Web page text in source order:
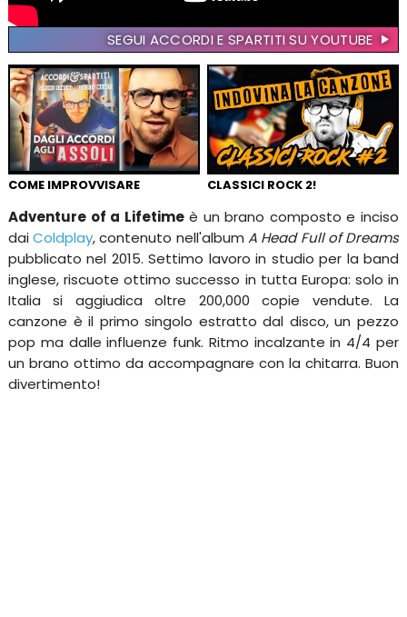
SEGUI ACCORDI E SPARTITI SU YOUTUBE
COME IMPROVVISARE CLASSICI ROCK 2!
Adventure of a Lifetimeè un brano composto e inciso
daiColdplay, contenuto nell'albumA Head Full of Dreams
pubblicato nel 2015. Settimo lavoro in studio per la band
inglese, riscuote ottimo successo in tutta Europa: solo in
Italia si aggiudica oltre 200,000 copie vendute. La
canzone è il primo singolo estratto dal disco, un pezzo
pop ma dalle influenze funk. Ritmo incalzante in 4/4 per
un brano ottimo da accompagnare con la chitarra. Buon
divertimento!